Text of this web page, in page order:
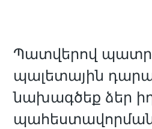
Պատվերով
պալետային
նախագծեք ձեր